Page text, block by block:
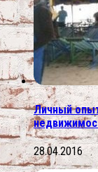
Личный
28.04.2016